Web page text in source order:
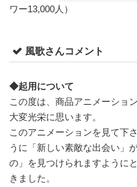
ワー13,000人）
風歌さんコメント
◆起用について
この度は、商品アニメーショ
大変光栄に思います。
このアニメーションを見て下
うに「新しい素敵な出会い」
の」を見つけられますように
きました。